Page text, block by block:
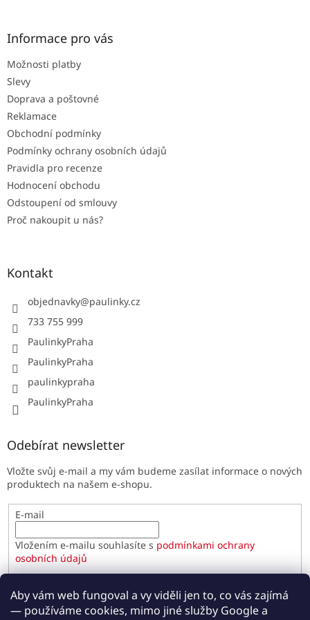
Aby vám web fungoval a vy viděli jen to, co vás zajímá
— používáme cookies, mimo jiné služby Google a
Informace pro vás
Možnosti platby
Slevy
Doprava a poštovné
Reklamace
Obchodní podmínky
Podmínky ochrany osobních údajů
Pravidla pro recenze
Hodnocení obchodu
Odstoupení od smlouvy
Proč nakoupit u nás?
Kontakt
objednavky@paulinky.cz
733 755 999
PaulinkyPraha
PaulinkyPraha
paulinkypraha
PaulinkyPraha
Odebírat newsletter
Vložte svůj e-mail a my vám budeme zasílat informace o nových
produktech na našem e-shopu.
E-mail
Vložením e-mailu souhlasíte s podmínkami ochrany
osobních údajů
PŘIHLÁSIT SE